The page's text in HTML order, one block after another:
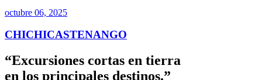
octubre 06, 2025
CHICHICASTENANGO
“Excursiones cortas en tierra
en los principales destinos.”